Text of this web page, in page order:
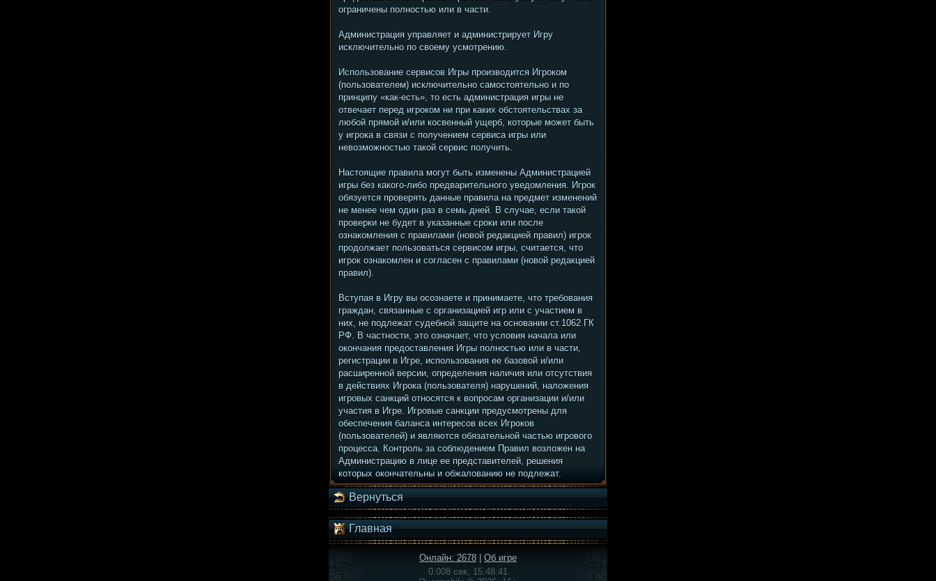
ограничены полностью или в части.
Администрация управляет и администрирует Игру
исключительно по своему усмотрению.
Использование сервисов Игры производится Игроком
(пользователем) исключительно самостоятельно и по
принципу «как-есть», то есть администрация игры не
отвечает перед игроком ни при каких обстоятельствах за
любой прямой и/или косвенный ущерб, которые может быть
у игрока в связи с получением сервиса игры или
невозможностью такой сервис получить.
Настоящие правила могут быть изменены Администрацией
игры без какого-либо предварительного уведомления. Игрок
обязуется проверять данные правила на предмет изменений
не менее чем один раз в семь дней. В случае, если такой
проверки не будет в указанные сроки или после
ознакомления с правилами (новой редакцией правил) игрок
продолжает пользоваться сервисом игры, считается, что
игрок ознакомлен и согласен с правилами (новой редакцией
правил).
Вступая в Игру вы осознаете и принимаете, что требования
граждан, связанные с организацией игр или с участием в
них, не подлежат судебной защите на основании ст.1062 ГК
РФ. В частности, это означает, что условия начала или
окончания предоставления Игры полностью или в части,
регистрации в Игре, использования ее базовой и/или
расширенной версии, определения наличия или отсутствия
в действиях Игрока (пользователя) нарушений, наложения
игровых санкций относятся к вопросам организации и/или
участия в Игре. Игровые санкции предусмотрены для
обеспечения баланса интересов всех Игроков
(пользователей) и являются обязательной частью игрового
процесса. Контроль за соблюдением Правил возложен на
Администрацию в лице ее представителей, решения
которых окончательны и обжалованию не подлежат.
Вернуться
Главная
Онлайн: 2678
Об игре
0.008 сек, 15:48:41